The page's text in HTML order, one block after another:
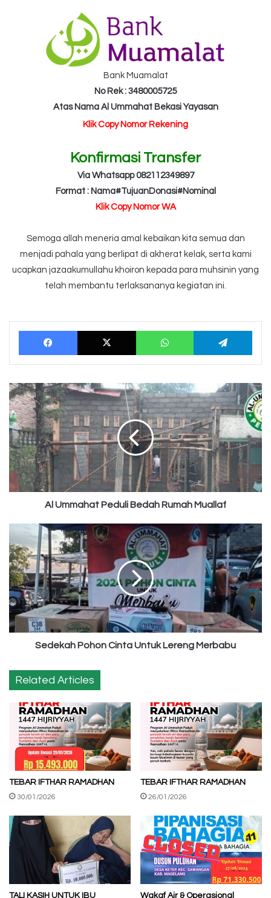
Bank Muamalat
No Rek : 3480005725
Atas Nama Al Ummahat Bekasi Yayasan
Klik Copy Nomor Rekening
Konfirmasi Transfer
Via Whatsapp 082112349897
Format : Nama#TujuanDonasi#Nominal
Klik Copy Nomor WA
Semoga allah meneria amal kebaikan kita semua dan
menjadi pahala yang berlipat di akherat kelak, serta kami
ucapkan jazaakumullahu khoiron kepada para muhsinin yang
telah membantu terlaksananya kegiatan ini.
Facebook X WhatsApp
Al
Ummahat
Peduli
Bedah
Rumah
Muallaf
Al Ummahat Peduli Bedah Rumah Muallaf
Sedekah
Pohon
Cinta
Untuk
Lereng
Merbabu
Sedekah Pohon Cinta Untuk Lereng Merbabu
Related Articles
TEBAR IFTHAR RAMADHAN
30/01/2026
TEBAR IFTHAR RAMADHAN
26/01/2026
TALI KASIH UNTUK IBU Wakaf Air & Operasional